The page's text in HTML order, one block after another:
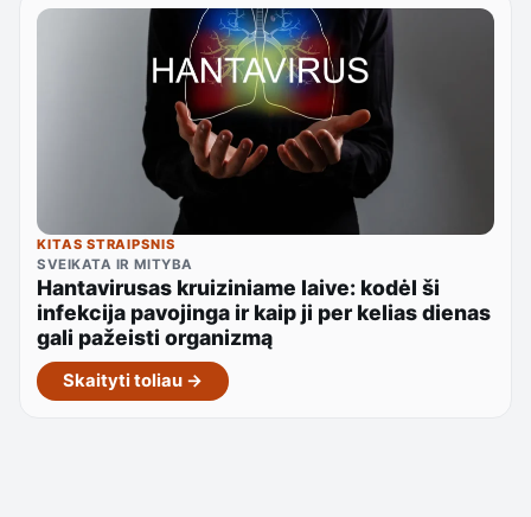
KITAS STRAIPSNIS
SVEIKATA IR MITYBA
Hantavirusas kruiziniame laive: kodėl ši
infekcija pavojinga ir kaip ji per kelias dienas
gali pažeisti organizmą
Skaityti toliau →